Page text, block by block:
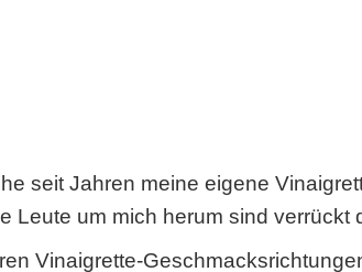
seit Jahren meine eigene
Leute um mich herum sind verrückt
Vinaigrette-